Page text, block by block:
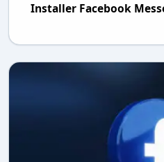
Installer Facebook